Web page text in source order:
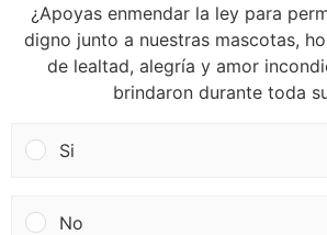
¿Apoyas enmendar la ley para
digno junto a nuestras mascotas,
de lealtad, alegría y amor
brindaron durante toda
Si
No